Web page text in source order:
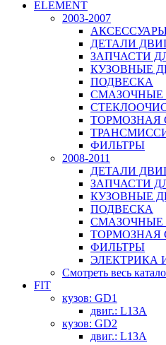
ELEMENT
2003-2007
ДЕТАЛИ
ЗАПЧАСТИ
КУЗОВНЫЕ
ПОДВЕСКА
ТОРМОЗНАЯ
ФИЛЬТРЫ
2008-2011
ДЕТАЛИ
ЗАПЧАСТИ
КУЗОВНЫЕ
ПОДВЕСКА
ТОРМОЗНАЯ
ФИЛЬТРЫ
ЭЛЕКТРИКА
Смотреть весь
FIT
кузов: GD1
двиг.: L13A
кузов: GD2
двиг.: L13A